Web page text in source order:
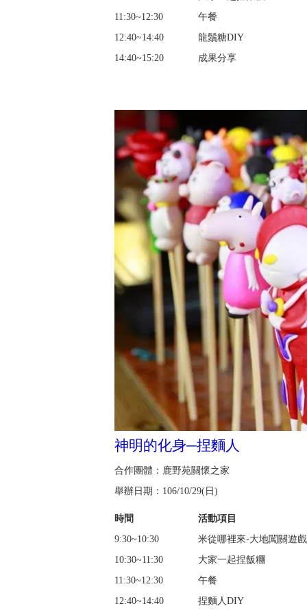
11:30~12:30
午餐
12:40~14:40
龍鬚糖DIY
14:40~15:20
成果分享
神明的化身─捏麵人
合作團體：鹿野苑關懷之家
舉辦日期：106/10/29(日)
時間
活動項目
9:30~10:30
米從哪裡來-大地闖關遊戲
10:30~11:30
大家一起捏飯糰
11:30~12:30
午餐
12:40~14:40
捏麵人DIY